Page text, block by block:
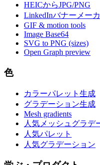
HEICからJPG/PNG
LinkedInバナーメー
GIF & motion tools
Image Base64
SVG to PNG (sizes)
Open Graph preview
色
カラーパレット生成
グラデーション生成
Mesh gradients
人気メッシュグラデ
人気パレット
人気グラデーション